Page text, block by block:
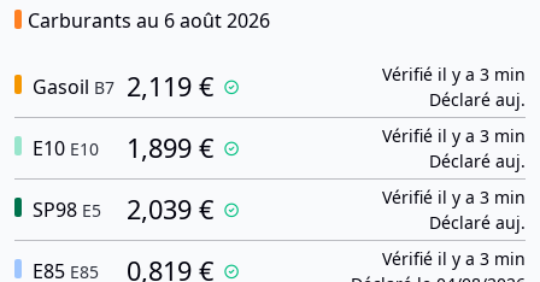
Carburants au 6 août 2026
Gasoil B7 2,119 €
Vérifié il y a 3 min
Déclaré auj.
E10 E10 1,899 €
Vérifié il y a 3 min
Déclaré auj.
SP98 E5 2,039 €
Vérifié il y a 3 min
Déclaré auj.
E85 E85 0,819 €
Vérifié il y a 3 min